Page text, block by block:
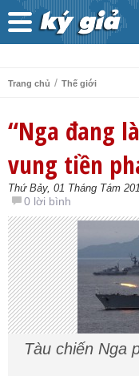
Trang chủ / Thế giới
“Nga đang
vung tiền
Thứ Bảy, 01 Tháng Tám
0 lời bình
Tàu chiến Nga